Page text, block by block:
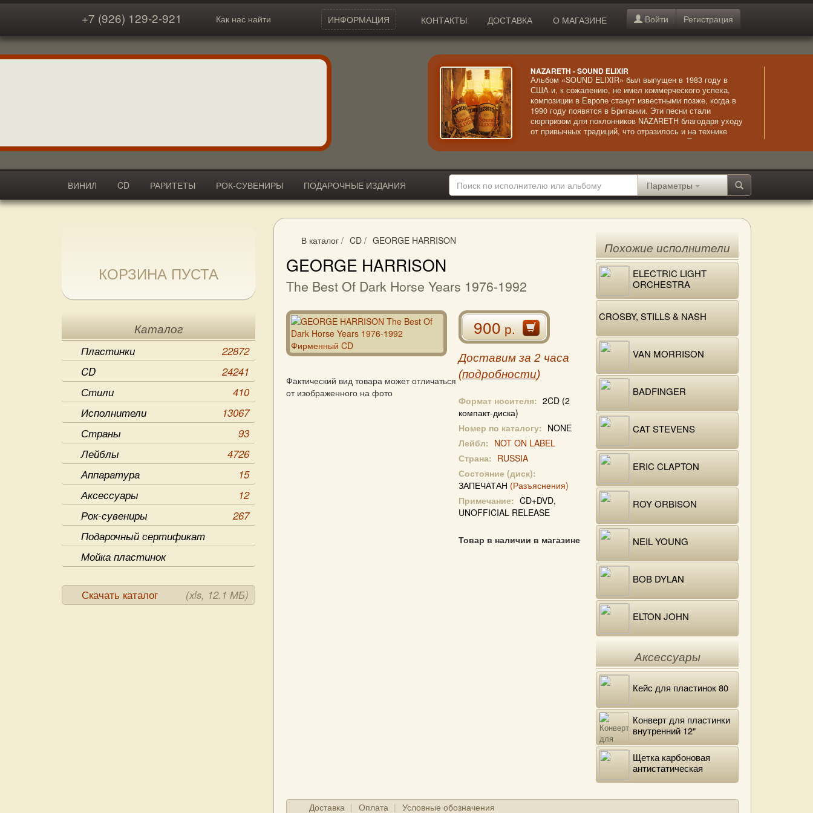
+7 (926) 129-2-921 Как нас найти ИНФОРМАЦИЯ КОНТАКТЫ ДОСТАВКА О МАГАЗИНЕ Войти Регистрация
NAZARETH - SOUND ELIXIR
Альбом «SOUND ELIXIR» был выпущен в 1983 году в
США и, к сожалению, не имел коммерческого успеха,
композиции в Европе станут известными позже, когда в
1990 году появятся в Британии. Эти песни стали
сюрпризом для поклонников NAZARETH благодаря уходу
от привычных традиций, что отразилось и на технике
исполнения, и на артистических приемах. Тем не менее,
многие песни стали хитами, в том числе «Why Don’t You
пользуются повышенным вниманием слушателей –
яркие, оригинальные, актуальные во все времена.
ВИНИЛ CD РАРИТЕТЫ РОК-СУВЕНИРЫ
ПОДАРОЧНЫЕ ИЗДАНИЯ
АКСЕССУАРЫ
Параметры
КОРЗИНА ПУСТА
Каталог
Пластинки
22872
CD
24241
Стили
410
Исполнители
13067
Страны
93
Лейблы
4726
Аппаратура
15
Аксессуары
12
Рок-сувениры
267
Подарочный сертификат
Мойка пластинок
Скачать каталог (xls, 12.1 МБ)
В каталог / CD / GEORGE HARRISON
GEORGE HARRISON
The Best Of Dark Horse Years 1976-1992
Фактический вид товара может отличаться
от изображенного на фото
900р.
Доставим за 2 часа
(подробности)
Формат носителя: 2CD (2
компакт-диска)
Номер по каталогу: NONE
Лейбл: NOT ON LABEL
Страна: RUSSIA
Состояние (диск):
ЗАПЕЧАТАН (Разъяснения)
Примечание: CD+DVD,
UNOFFICIAL RELEASE
Товар в наличии в магазине
Похожие исполнители
ELECTRIC LIGHT
ORCHESTRA
CROSBY, STILLS & NASH
VAN MORRISON
BADFINGER
CAT STEVENS
ERIC CLAPTON
ROY ORBISON
NEIL YOUNG
BOB DYLAN
ELTON JOHN
Аксессуары
Кейс для пластинок 80
Конверт для пластинки
внутренний 12"
Щетка карбоновая
антистатическая
Доставка Оплата Условные обозначения